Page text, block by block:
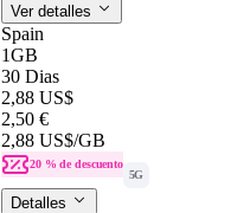
Ver detalles
Spain
1GB
30 Dias
2,88 US$
2,50 €
2,88 US$/GB
20 % de descuento
5G
Detalles